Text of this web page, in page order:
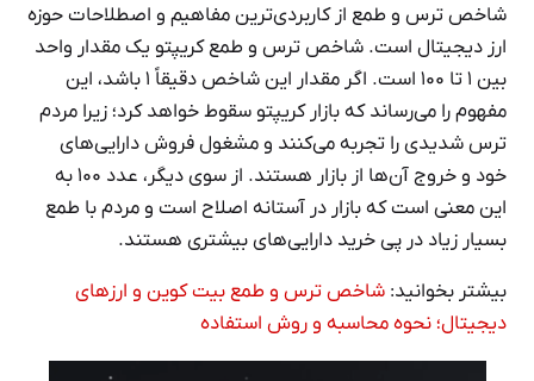
شاخص ترس و طمع از کاربردی‌ترین مفاهیم و اصطلاحات حوزه
ارز دیجیتال است. شاخص ترس و طمع کریپتو یک مقدار واحد
بین ۱ تا ۱۰۰ است. اگر مقدار این شاخص دقیقاً ۱ باشد، این
مفهوم را می‌رساند که بازار کریپتو سقوط خواهد کرد؛ زیرا مردم
ترس شدیدی را تجربه می‌کنند و مشغول فروش دارایی‌های
خود و خروج آن‌ها از بازار هستند. از سوی دیگر، عدد ۱۰۰ به
این معنی است که بازار در آستانه اصلاح است و مردم با طمع
بسیار زیاد در پی خرید دارایی‌های بیشتری هستند.
بیشتر بخوانید: شاخص ترس و طمع بیت کوین و ارزهای
دیجیتال؛ نحوه محاسبه و روش استفاده